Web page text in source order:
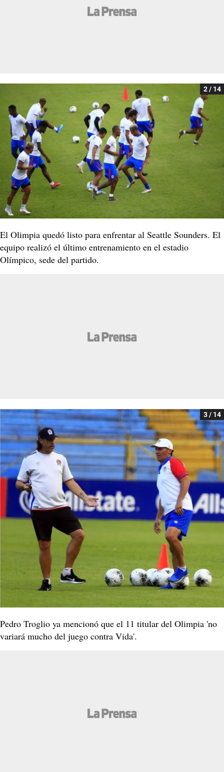
2 / 14
El Olimpia quedó listo para enfrentar al Seattle Sounders. El
equipo realizó el último entrenamiento en el estadio
Olímpico, sede del partido.
3 / 14
Pedro Troglio ya mencionó que el 11 titular del Olimpia 'no
variará mucho del juego contra Vida'.